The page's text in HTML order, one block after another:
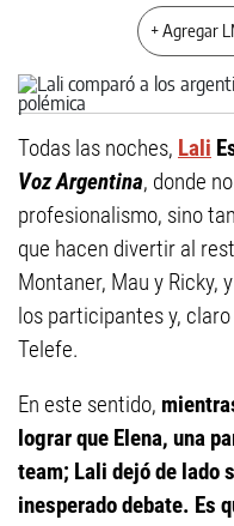
+ Agregar
Todas las noches, Lali
Voz Argentina, donde
profesionalismo, sino
que hacen divertir al
Montaner, Mau y Ricky,
los participantes y,
Telefe.
En este sentido,
lograr que Elena, una
team; Lali dejó de lado
inesperado debate. Es